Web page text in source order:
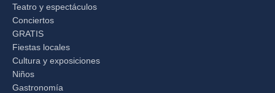
Teatro y espectáculos
Conciertos
GRATIS
Fiestas locales
Cultura y exposiciones
Niños
Gastronomía